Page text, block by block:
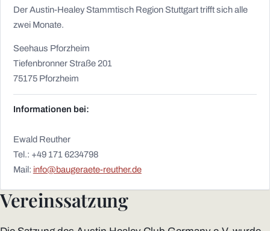
Der Austin-Healey Stammtisch Region Stuttgart trifft sich alle
zwei Monate.
Seehaus Pforzheim
Tiefenbronner Straße 201
75175 Pforzheim
Informationen bei:
Ewald Reuther
Tel.: +49 171 6234798
Mail: info@baugeraete-reuther.de
Vereinssatzung